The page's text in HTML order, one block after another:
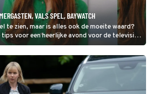
VALS SPEL, BAYWATCH
te zien, maar is alles ook de moeite waard?
voor een heerlijke avond voor de televisie
kijktips voor zondag 2 augustus 2026. Toch
dan onze primetime gids voor het totale
vanavond op tv is.